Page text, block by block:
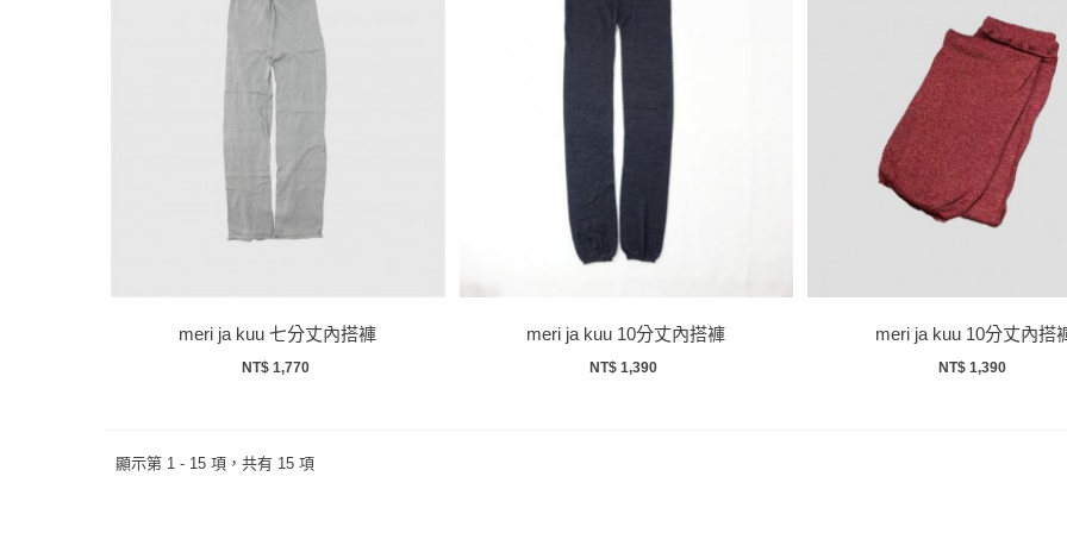
meri ja kuu 七分丈內搭褲
NT$ 1,770
meri ja kuu 10分丈內搭褲
NT$ 1,390
meri ja kuu 10分丈內搭
NT$ 1,390
顯示第 1 - 15 項，共有 15 項